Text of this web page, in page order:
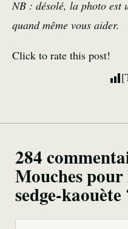
NB : désolé, la photo est
quand même vous aider.
Click to rate this post!
284
Mouches
sedge-kaouète